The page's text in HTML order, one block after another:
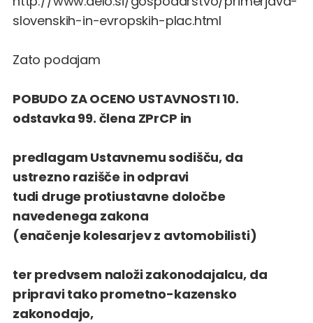
slovenskih-in-evropskih-plac.html
Zato podajam
POBUDO ZA OCENO USTAVNOSTI 10.
odstavka 99. člena ZPrCP in
predlagam Ustavnemu sodišču, da
ustrezno razišče in odpravi
tudi druge protiustavne določbe
navedenega zakona
(enačenje kolesarjev z avtomobilisti)
ter predvsem naloži zakonodajalcu, da
pripravi tako prometno-kazensko
zakonodajo,